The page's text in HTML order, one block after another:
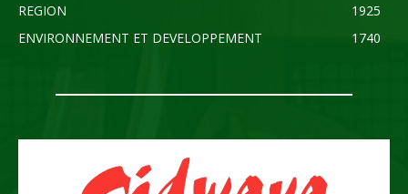
REGION
1925
ENVIRONNEMENT ET DEVELOPPEMENT
1740